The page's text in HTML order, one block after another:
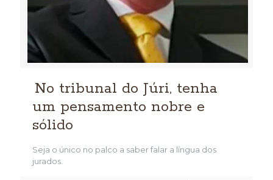
No tribunal do Júri, tenha
um pensamento nobre e
sólido
Seja o único no palco a saber falar a língua dos
jurados.